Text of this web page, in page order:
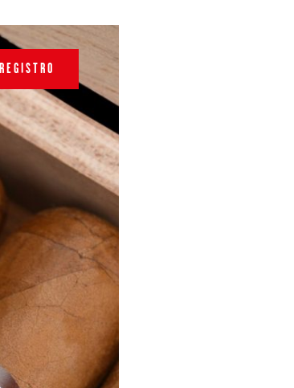
REGISTRO